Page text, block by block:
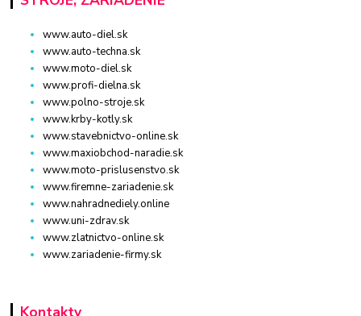
www.auto-diel.sk
www.auto-techna.sk
www.moto-diel.sk
www.profi-dielna.sk
www.polno-stroje.sk
www.krby-kotly.sk
www.stavebnictvo-online.sk
www.maxiobchod-naradie.sk
www.moto-prislusenstvo.sk
www.firemne-zariadenie.sk
www.nahradnediely.online
www.uni-zdrav.sk
www.zlatnictvo-online.sk
www.zariadenie-firmy.sk
Kontakty